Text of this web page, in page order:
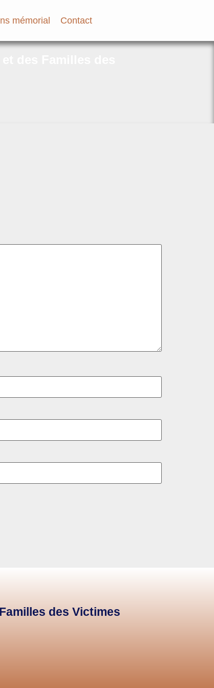
mémorial Contact
des Victimes